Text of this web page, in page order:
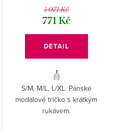
Fabio
1 071 Kč
771 Kč
DETAIL
S/M, M/L, L/XL. Pánské
modalové tričko s krátkým
rukávem.